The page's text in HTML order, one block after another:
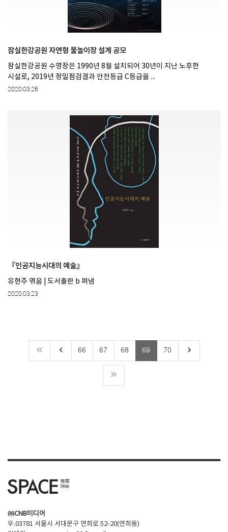
잠실한강공원 자연형 물놀이장 설계 공모
잠실한강공원 수영장은 1990년 8월 설치되어 30년이 지난 노후한
시설로, 2019년 정밀점검결과 안전등급 C등급을 ...
2020.03.26
『인공지능시대의 예술』
유현주 엮음 | 도서출판 b 펴냄
2020.03.23
keyboard_arrow_left 66 67 68 69 70 keyboard_arrow_right
㈜CNB미디어
우.03781 서울시 서대문구 연희로 52-20(연희동)